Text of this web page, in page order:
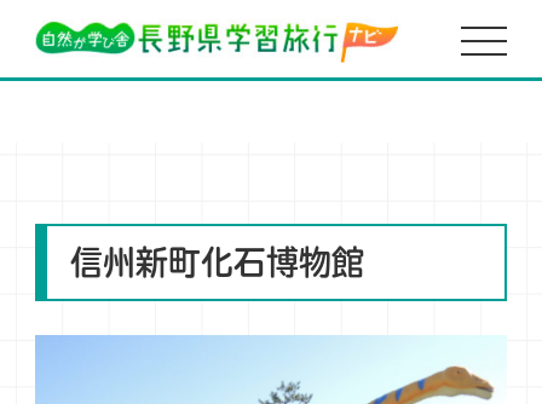
HOME
美術館・博物館・資料館
信州新町化石博物館 小さな化石探し
信州新町化石博物館